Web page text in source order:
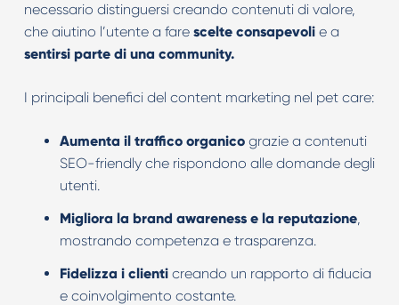
necessario distinguersi creando contenuti di valore,
che aiutino l’utente a fare scelte consapevolie a
sentirsi parte di una community.
I principali benefici del content marketing nel pet care:
Aumenta il traffico organicograzie a contenuti
SEO-friendly che rispondono alle domande degli
utenti.
Migliora la brand awareness e la reputazione,
mostrando competenza e trasparenza.
Fidelizza i clienticreando un rapporto di fiducia
e coinvolgimento costante.